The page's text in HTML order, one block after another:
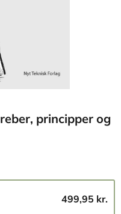
principper og
499,95 kr.